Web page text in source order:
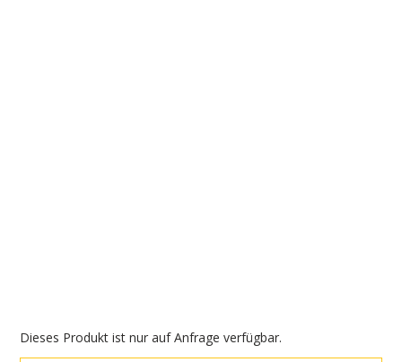
Dieses Produkt ist nur auf Anfrage verfügbar.